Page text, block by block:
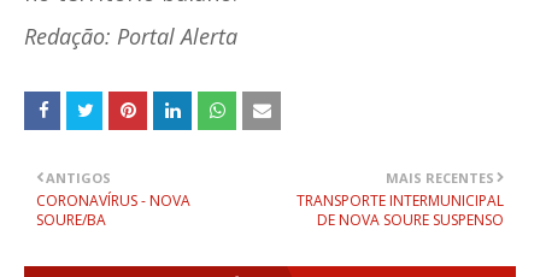
Redação: Portal Alerta
MAIS RECENTES
TRANSPORTE INTERMUNICIPAL
DE NOVA SOURE SUSPENSO
ANTIGOS
CORONAVÍRUS - NOVA
SOURE/BA